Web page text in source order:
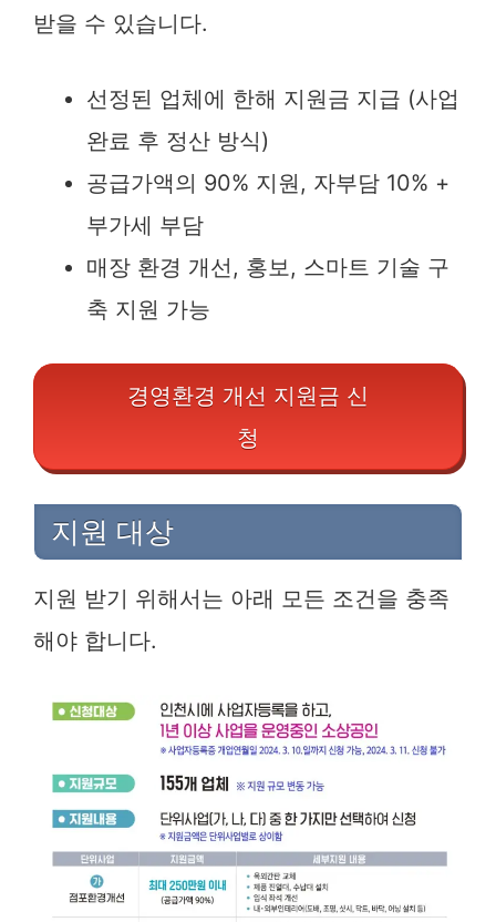
받을 수 있습니다.
선정된 업체에 한해 지원금 지급 (사업
완료 후 정산 방식)
공급가액의 90% 지원, 자부담 10% +
부가세 부담
매장 환경 개선, 홍보, 스마트 기술 구
축 지원 가능
경영환경 개선 지원금 신
청
지원 대상
지원 받기 위해서는 아래 모든 조건을 충족
해야 합니다.